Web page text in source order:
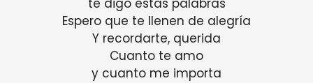
te digo estas palabras
Espero que te llenen de alegría
Y recordarte, querida
Cuanto te amo
y cuanto me importa